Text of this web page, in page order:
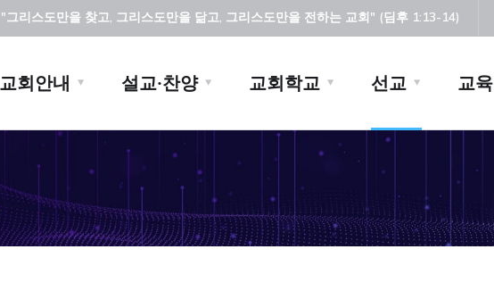
"그리스도만을 찾고, 그리스도만을 닮고, 그리스도만을 전하는 교회" (딤후 1:13-14)
교회안내 설교·찬양 교회학교 선교 교